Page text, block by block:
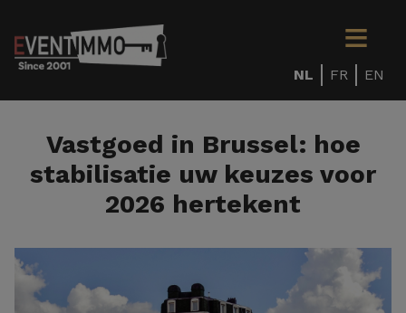
NL FR EN
Vastgoed in Brussel: hoe
stabilisatie uw keuzes voor
2026 hertekent